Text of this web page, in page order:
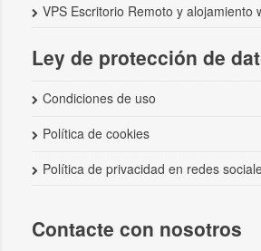
VPS Escritorio Remoto y alojamiento
Ley de protección de
Condiciones de uso
Política de cookies
Política de privacidad en redes
Contacte con nosotros